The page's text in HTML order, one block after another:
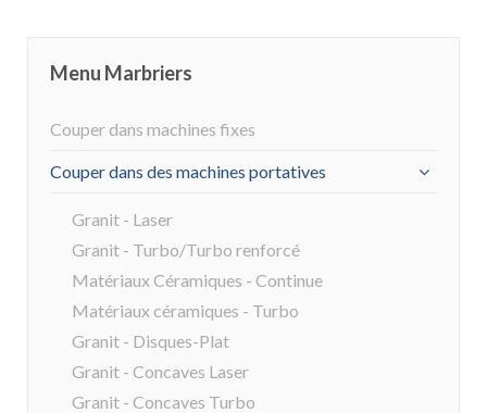
Menu Marbriers
Couper dans machines fixes
Couper dans des machines portatives
Granit - Laser
Granit - Turbo/Turbo renforcé
Matériaux Céramiques - Continue
Matériaux céramiques - Turbo
Granit - Disques-Plat
Granit - Concaves Laser
Granit - Concaves Turbo